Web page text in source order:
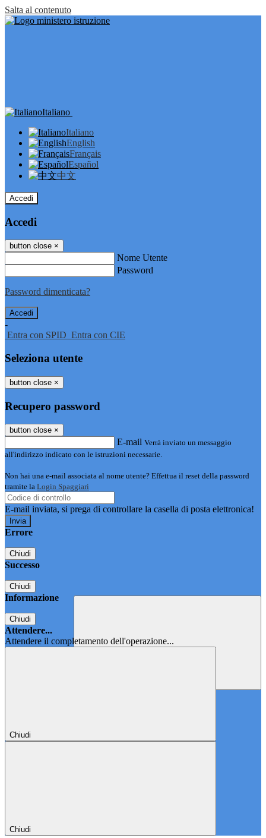
Salta al contenuto
Italiano
Italiano
English
Français
Español
中文
Accedi
Accedi
button close ×
Nome Utente
Password
Password dimenticata?
-
Entra con SPID Entra con CIE
Seleziona utente
button close ×
Recupero password
button close ×
E-mail Verrà inviato un messaggio
all'indirizzo indicato con le istruzioni necessarie.
Non hai una e-mail associata al nome utente? Effettua il reset della password
tramite la Login Spaggiari
E-mail inviata, si prega di controllare la casella di posta elettronica!
Errore
Chiudi
Successo
Chiudi
Informazione
Chiudi
Attendere...
Attendere il completamento dell'operazione...
Chiudi
Chiudi